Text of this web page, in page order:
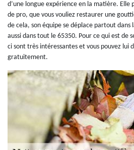
d’une longue expérience en la matière.
de pro, que vous vouliez restaurer une
de cela, son équipe se déplace partout dans
aussi dans tout le 65350. Pour ce qui est de
ci sont très intéressantes et vous pouvez lui
gratuitement.